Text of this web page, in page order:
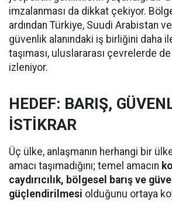
imzalanması da dikkat çekiyor.
ardından Türkiye, Suudi Arabistan
güvenlik alanındaki iş birliğini daha
taşıması, uluslararası çevrelerde de
izleniyor.
HEDEF: BARIŞ,
İSTİKRAR
Üç ülke, anlaşmanın herhangi bir
amacı taşımadığını; temel amacın
caydırıcılık, bölgesel barış ve
güçlendirilmesi olduğunu ortaya